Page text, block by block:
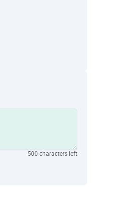
500 characters left